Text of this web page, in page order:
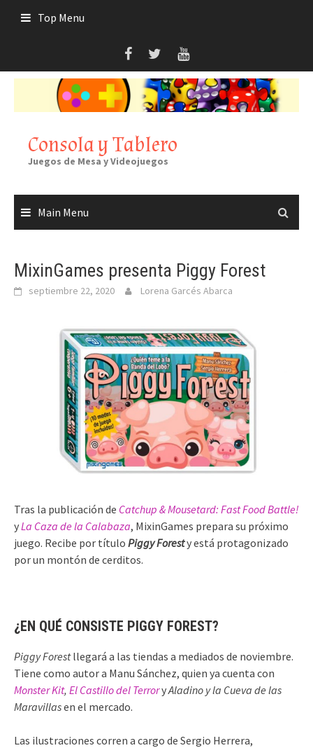
Top Menu
Consola y Tablero
Juegos de Mesa y Videojuegos
Main Menu
MixinGames presenta Piggy Forest
septiembre 22, 2020 Lorena Garcés Abarca
Tras la publicación de Catchup & Mousetard: Fast Food Battle!
yLa Caza de la Calabaza, MixinGames prepara su próximo
juego. Recibe por título Piggy Foresty está protagonizado
por un montón de cerditos.
¿EN QUÉ CONSISTE PIGGY FOREST?
Piggy Forestllegará a las tiendas a mediados de noviembre.
Tiene como autor a Manu Sánchez, quien ya cuenta con
Monster Kit, El Castillo del TerroryAladino y la Cueva de las
Maravillasen el mercado.
Las ilustraciones corren a cargo de Sergio Herrera,